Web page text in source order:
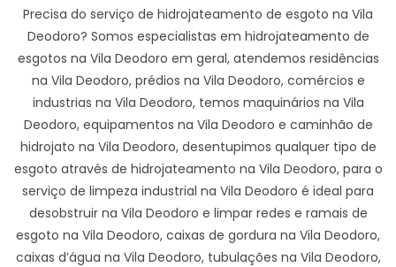
Precisa do serviço de hidrojateamento de esgoto na Vila
Deodoro? Somos especialistas em hidrojateamento de
esgotos na Vila Deodoro em geral, atendemos residências
na Vila Deodoro, prédios na Vila Deodoro, comércios e
industrias na Vila Deodoro, temos maquinários na Vila
Deodoro, equipamentos na Vila Deodoro e caminhão de
hidrojato na Vila Deodoro, desentupimos qualquer tipo de
esgoto através de hidrojateamento na Vila Deodoro, para o
serviço de limpeza industrial na Vila Deodoro é ideal para
desobstruir na Vila Deodoro e limpar redes e ramais de
esgoto na Vila Deodoro, caixas de gordura na Vila Deodoro,
caixas d’água na Vila Deodoro, tubulações na Vila Deodoro,